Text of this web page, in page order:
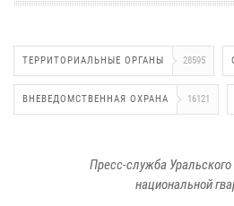
ТЕРРИТОРИАЛЬНЫЕ ОРГАНЫ 28595
ВНЕВЕДОМСТВЕННАЯ ОХРАНА 16121
Пресс-служба
национальной